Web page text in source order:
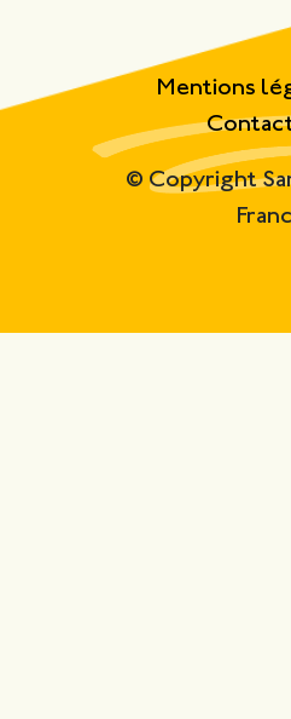
Mentions
© Copyright